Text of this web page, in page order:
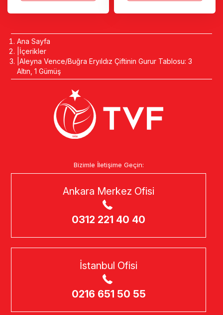
Ana Sayfa
İçerikler
Aleyna Vence/Buğra Eryıldız Çiftinin Gurur Tablosu: 3
Altın, 1 Gümüş
Bizimle İletişime Geçin:
Ankara Merkez Ofisi
0312 221 40 40
İstanbul Ofisi
0216 651 50 55